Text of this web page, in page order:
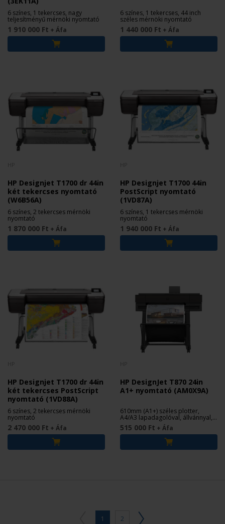
6 színes, 1 tekercses, nagy
teljesítményű mérnöki nyomtató
1 910 000 Ft + Áfa
6 színes, 1 tekercses, 44 inch
széles mérnöki nyomtató
1 440 000 Ft + Áfa
HP Designjet T1700 dr 44in
két tekercses nyomtató
(W6B56A)
6 színes, 2 tekercses mérnöki
nyomtató
1 870 000 Ft + Áfa
HP Designjet T1700 44in
PostScript nyomtató
(1VD87A)
6 színes, 1 tekercses mérnöki
nyomtató
1 940 000 Ft + Áfa
HP Designjet T1700 dr 44in
két tekercses PostScript
nyomtató (1VD88A)
6 színes, 2 tekercses mérnöki
nyomtató
2 470 000 Ft + Áfa
HP DesignJet T870 24in
A1+ nyomtató (AM0X9A)
610mm (A1+) széles plotter,
A4/A3 lapadagolóval, állvánnyal,
nagy kapacitású patronokkal, 2 év
garanciával
515 000 Ft + Áfa
1 2